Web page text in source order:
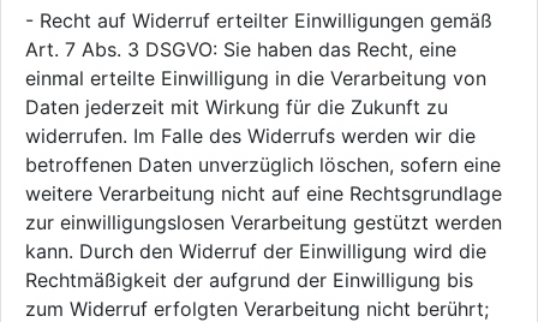
- Recht auf Widerruf erteilter Einwilligungen gemäß
Art. 7 Abs. 3 DSGVO: Sie haben das Recht, eine
einmal erteilte Einwilligung in die Verarbeitung von
Daten jederzeit mit Wirkung für die Zukunft zu
widerrufen. Im Falle des Widerrufs werden wir die
betroffenen Daten unverzüglich löschen, sofern eine
weitere Verarbeitung nicht auf eine Rechtsgrundlage
zur einwilligungslosen Verarbeitung gestützt werden
kann. Durch den Widerruf der Einwilligung wird die
Rechtmäßigkeit der aufgrund der Einwilligung bis
zum Widerruf erfolgten Verarbeitung nicht berührt;